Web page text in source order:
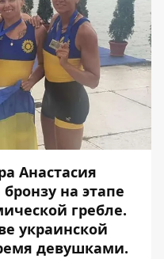
Анастасия
на этапе
гребле.
украинской
девушками.